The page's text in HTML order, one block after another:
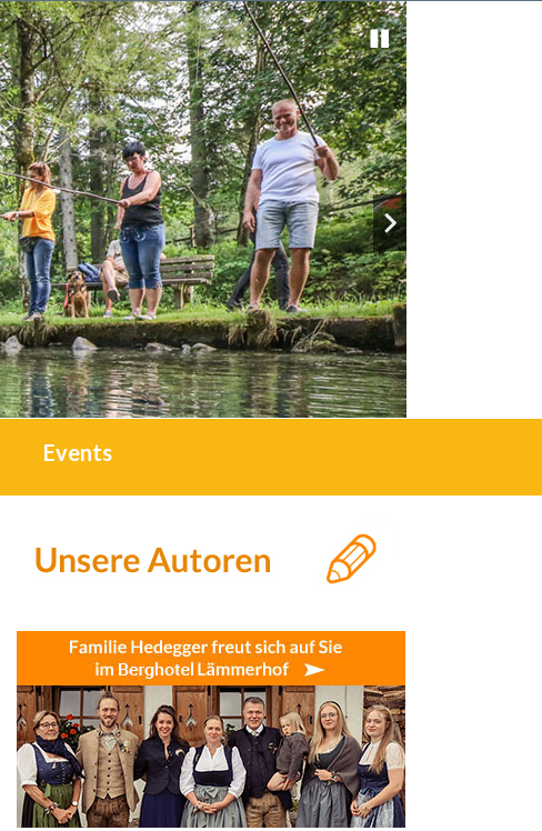
Events